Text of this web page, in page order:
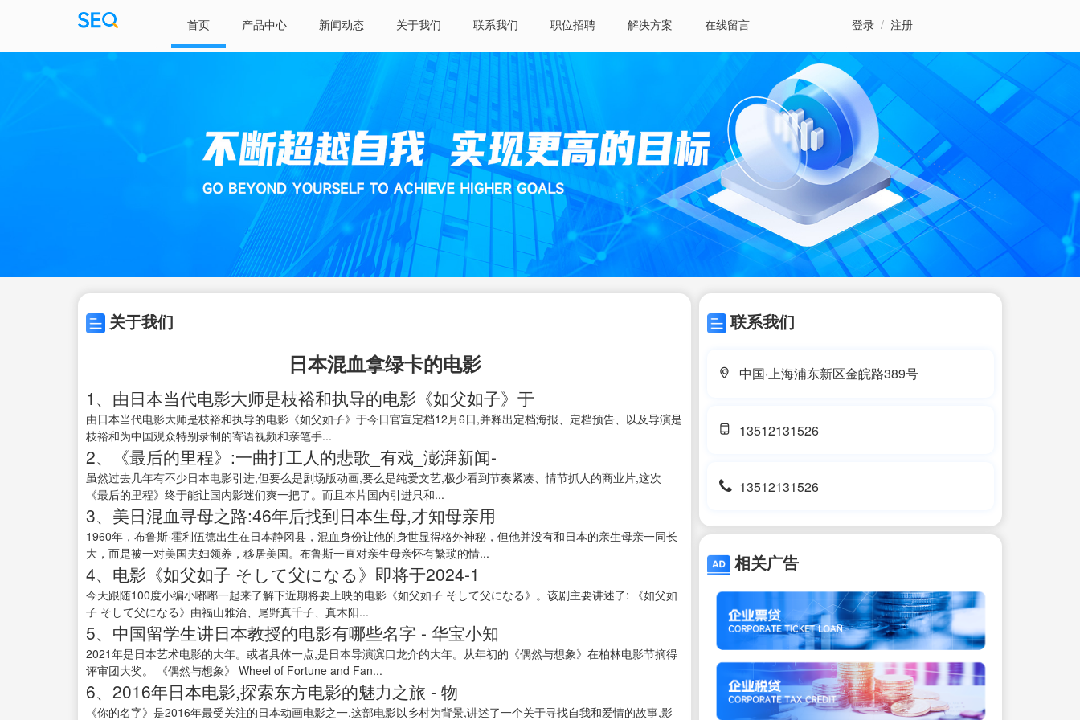
首页 产品中心 新闻动态 关于我们 联系我们 职位招聘 解决方案 在线留言 登录 / 注册
关于我们
日本混血拿绿卡的电影
1、由日本当代电影大师是枝裕和执导的电影《如父如子》于
由日本当代电影大师是枝裕和执导的电影《如父如子》于今日官宣定档12月6日,并释出定档海报、定档预告、以及导演是
枝裕和为中国观众特别录制的寄语视频和亲笔手...
2、《最后的里程》:一曲打工人的悲歌_有戏_澎湃新闻-
虽然过去几年有不少日本电影引进,但要么是剧场版动画,要么是纯爱文艺,极少看到节奏紧凑、情节抓人的商业片,这次
《最后的里程》终于能让国内影迷们爽一把了。而且本片国内引进只和...
3、美日混血寻母之路:46年后找到日本生母,才知母亲用
1960年，布鲁斯·霍利伍德出生在日本静冈县，混血身份让他的身世显得格外神秘，但他并没有和日本的亲生母亲一同长
大，而是被一对美国夫妇领养，移居美国。布鲁斯一直对亲生母亲怀有繁琐的情...
4、电影《如父如子 そして父になる》即将于2024-1
今天跟随100度小编小嘟嘟一起来了解下近期将要上映的电影《如父如子 そして父になる》。该剧主要讲述了: 《如父如
子 そして父になる》由福山雅治、尾野真千子、真木阳...
5、中国留学生讲日本教授的电影有哪些名字 - 华宝小知
2021年是日本艺术电影的大年。或者具体一点,是日本导演滨口龙介的大年。从年初的《偶然与想象》在柏林电影节摘得
评审团大奖。 《偶然与想象》 Wheel of Fortune and Fan...
6、2016年日本电影,探索东方电影的魅力之旅 - 物
《你的名字》是2016年最受关注的日本动画电影之一,这部电影以乡村为背景,讲述了一个关于寻找自我和爱情的故事,影
联系我们
中国·上海浦东新区金皖路389号
13512131526
13512131526
相关广告